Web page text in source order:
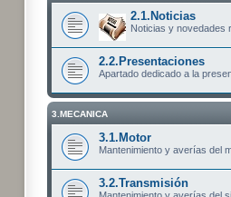
2.1.Noticias
Noticias y novedades
2.2.Presentaciones
Apartado dedicado a la
3.MECANICA
3.1.Motor
Mantenimiento y averías del
3.2.Transmisión